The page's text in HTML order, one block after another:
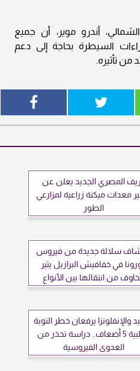
الشمالي، أندرو موير، أن جميع
السيطرة بحاجة إلى دعم
من تأثيره.
المصري الجديد يعلن عن
معدات ميكنة زراعية لمزارعي
الطور
سلالة جديدة من فيروس
في خفافيش البرازيل يثير
من انتقالها بين الأنواع
والإنفلونزا يرفعان خطر النوبة
القلبية 5 أضعاف.. دراسة تحذر من
العدوى الفيروسية